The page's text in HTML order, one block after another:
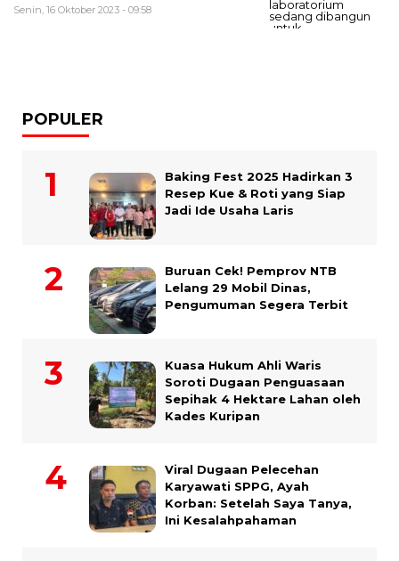
Senin, 16 Oktober 2023 - 09:58
POPULER
Baking Fest 2025 Hadirkan 3
Resep Kue & Roti yang Siap
Jadi Ide Usaha Laris
Buruan Cek! Pemprov NTB
Lelang 29 Mobil Dinas,
Pengumuman Segera Terbit
Kuasa Hukum Ahli Waris
Soroti Dugaan Penguasaan
Sepihak 4 Hektare Lahan oleh
Kades Kuripan
Viral Dugaan Pelecehan
Karyawati SPPG, Ayah
Korban: Setelah Saya Tanya,
Ini Kesalahpahaman